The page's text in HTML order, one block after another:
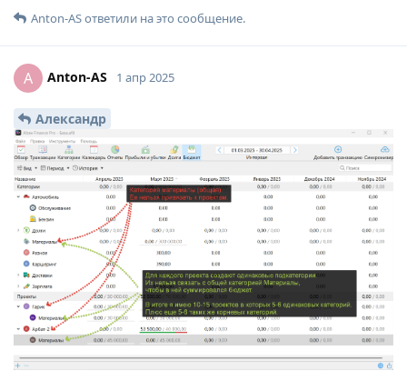
Anton-ASответили на это сообщение.
A Anton-AS 1 апр 2025
Александр